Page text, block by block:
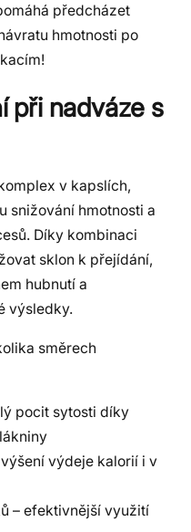
předcházet
hmotnosti po
při nadváze s
v kapslích,
snižování hmotnosti a
Díky kombinaci
sklon k přejídání,
hubnutí a
výsledky.
směrech
pocit sytosti díky
výdeje kalorií i v
– efektivnější využití